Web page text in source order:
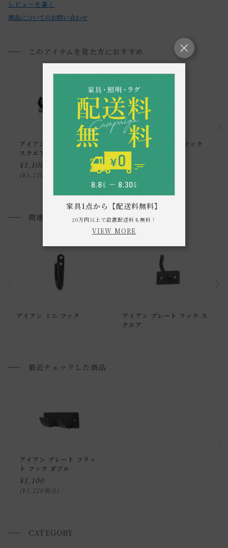
通常配送の場合、お品物は玄関前での引渡しとなります。
■ご不明な点やご希望がございましたら、お気軽にお問い合
お届け時間帯(大型以外) は、
申し訳ございませんが、具体的な時間帯指定をしての出荷は
できません。
また、 日曜・祝日は、時間帯指定ができません。
いませ 。
・風合いには個体差がございます。
・素材の特性上、錆が出る可能性がございます。使用途中に
・お使いのPC画面等や光の環境によっては、掲載の画像と実
際の商品とで色の見え方が異なることもございます。ご了承
レビューを書く
商品についてのお問い合わせ
このアイテムを見た方におすすめ
アイアン プレート フック
スクエア ダブル
¥1,100
¥1,210
アイアン プレート フック
ラウンド
780
¥
関連商品
アイアン ミニ フック
アイアン プレート フック ス
クエア
最近チェックした商品
アイアン プレート フラッ
ト フック ダブル
¥1,100
¥1,210 税込
CATEGORY
家具1点から【配送料無料】
20万円以上で設置配送料も無料！
VIEW MORE